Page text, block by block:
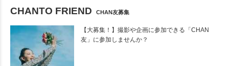
CHANTO FRIEND CHAN友募集
【大募集！】撮影や企画に参加できる「CHAN
友」に参加しませんか？